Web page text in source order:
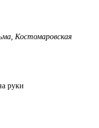
Костомаровская
руки